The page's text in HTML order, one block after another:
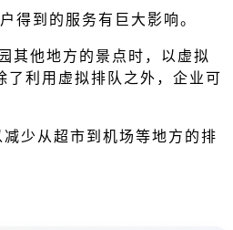
到的服务有巨大影响。
其他地方的景点时，以虚拟
利用虚拟排队之外，企业可
少从超市到机场等地方的排